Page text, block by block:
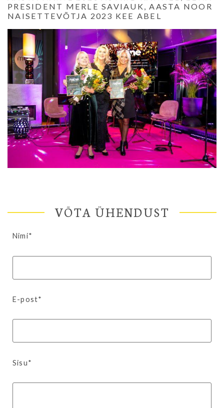
PRESIDENT MERLE SAVIAUK, AASTA NOOR
NAISETTEVÕTJA 2023 KEE ABEL
VÕTA ÜHENDUST
Nimi*
E-post*
Sisu*